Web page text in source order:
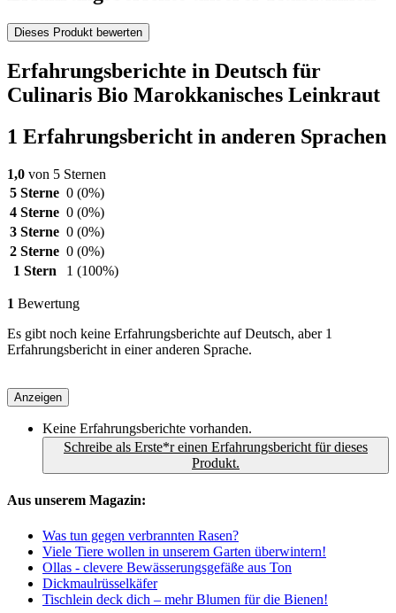
Dieses Produkt bewerten
Erfahrungsberichte in Deutsch für
Culinaris Bio Marokkanisches Leinkraut
1 Erfahrungsbericht in anderen Sprachen
1,0 von 5 Sternen
5 Sterne 0 (0%)
4 Sterne 0 (0%)
3 Sterne 0 (0%)
2 Sterne 0 (0%)
1 Stern
1 (100%)
1 Bewertung
Es gibt noch keine Erfahrungsberichte auf Deutsch, aber 1
Erfahrungsbericht in einer anderen Sprache.
Anzeigen
Keine Erfahrungsberichte vorhanden.
Schreibe als Erste*r einen Erfahrungsbericht für dieses
Produkt.
Aus unserem Magazin:
Was tun gegen verbrannten Rasen?
Viele Tiere wollen in unserem Garten überwintern!
Ollas - clevere Bewässerungsgefäße aus Ton
Dickmaulrüsselkäfer
Tischlein deck dich – mehr Blumen für die Bienen!